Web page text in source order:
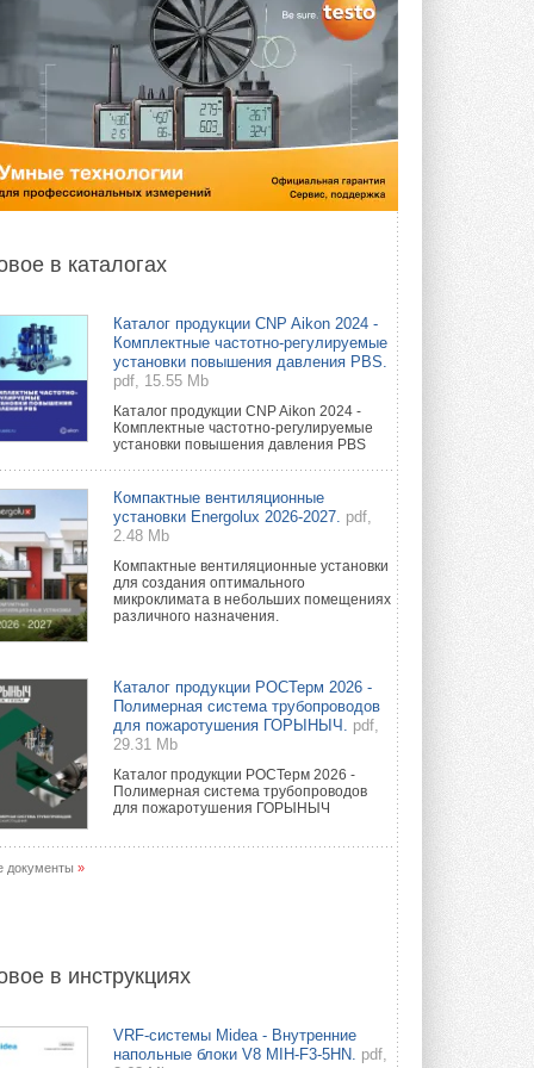
в каталогах
Каталог продукции CNP Aikon 2024 -
Комплектные частотно-регулируемые
установки повышения давления PBS.
pdf, 15.55 Mb
Каталог продукции CNP Aikon 2024 -
Комплектные частотно-регулируемые
установки повышения давления PBS
Компактные вентиляционные
установки Energolux 2026-2027. pdf,
2.48 Mb
Компактные вентиляционные установки
для создания оптимального
микроклимата в небольших помещениях
различного назначения.
Каталог продукции РОСТерм 2026 -
Полимерная система трубопроводов
для пожаротушения ГОРЫНЫЧ.
pdf,
29.31 Mb
Каталог продукции РОСТерм 2026 -
Полимерная система трубопроводов
для пожаротушения ГОРЫНЫЧ
документы »
в инструкциях
VRF-системы Midea - Внутренние
напольные блоки V8 MIH-F3-5HN. pdf,